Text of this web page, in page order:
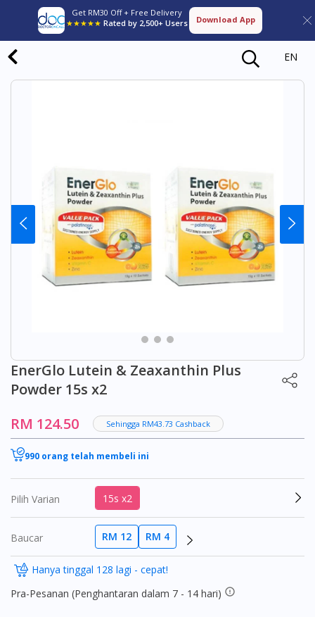
Get RM30 Off + Free Delivery
★★★★★ Rated by 2,500+ Users Download App
EN
EnerGlo Lutein & Zeaxanthin Plus
Powder 15s x2
RM 124.50
Sehingga RM43.73 Cashback
990 orang telah membeli ini
Pilih Varian 15s x2
Baucar RM 12 RM 4
Hanya tinggal 128 lagi - cepat!
Pra-Pesanan (Penghantaran dalam 7 - 14 hari)